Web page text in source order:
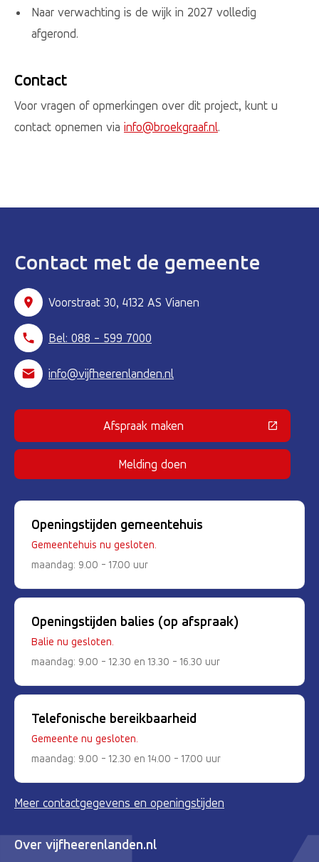
Naar verwachting is de wijk in 2027 volledig
afgerond.
Contact
Voor vragen of opmerkingen over dit project, kunt u
contact opnemen via info@broekgraaf.nl.
Contact met de gemeente
Voorstraat 30, 4132 AS Vianen
Bel: 088 - 599 7000
info@vijfheerenlanden.nl
Afspraak maken(Deze link gaat naar een externe
Melding doen
Openingstijden gemeentehuis
Gemeentehuis nu gesloten.
maandag: 9.00 - 17.00 uur
Openingstijden balies (op afspraak)
Balie nu gesloten.
maandag: 9.00 - 12.30 en 13.30 - 16.30 uur
Telefonische bereikbaarheid
Gemeente nu gesloten.
maandag: 9.00 - 12.30 en 14.00 - 17.00 uur
Meer contactgegevens en openingstijden
Over vijfheerenlanden.nl